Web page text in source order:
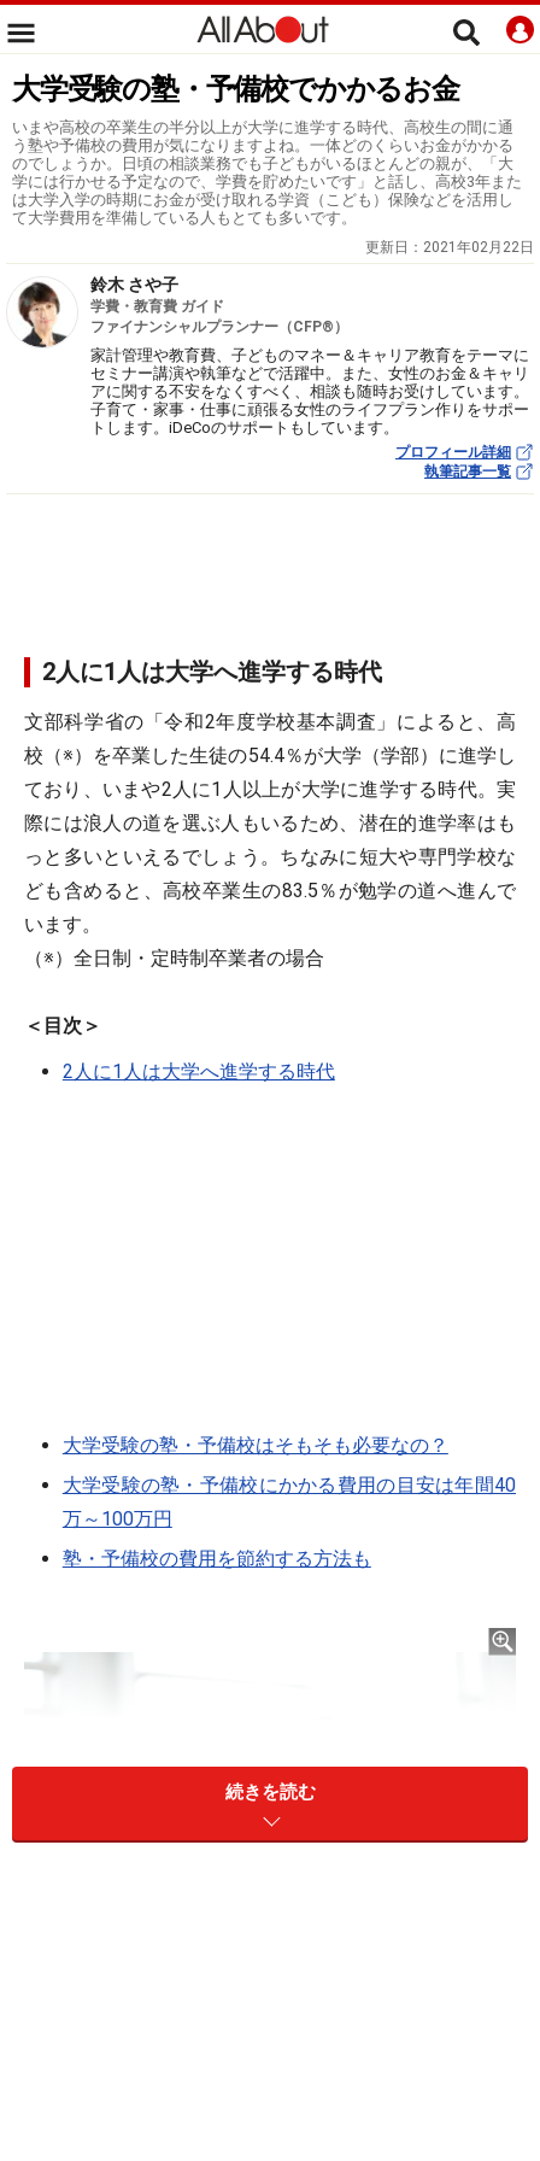
大学受験の塾・予備校でかかるお金
いまや高校の卒業生の半分以上が大学に進学する時代、高校生の間に通
う塾や予備校の費用が気になりますよね。一体どのくらいお金がかかる
のでしょうか。日頃の相談業務でも子どもがいるほとんどの親が、「大
学には行かせる予定なので、学費を貯めたいです」と話し、高校3年また
は大学入学の時期にお金が受け取れる学資（こども）保険などを活用し
て大学費用を準備している人もとても多いです。
更新日： 2021年02月22日
鈴木 さや子
学費・教育費 ガイド
ファイナンシャルプランナー（CFP®）
家計管理や教育費、子どものマネー＆キャリア教育をテーマに
セミナー講演や執筆などで活躍中。また、女性のお金＆キャリ
アに関する不安をなくすべく、相談も随時お受けしています。
子育て・家事・仕事に頑張る女性のライフプラン作りをサポー
トします。iDeCoのサポートもしています。
プロフィール詳細
執筆記事一覧
2人に1人は大学へ進学する時代
文部科学省の「令和2年度学校基本調査」によると、高
校（※）を卒業した生徒の54.4％が大学（学部）に進学し
ており、いまや2人に1人以上が大学に進学する時代。実
際には浪人の道を選ぶ人もいるため、潜在的進学率はも
っと多いといえるでしょう。ちなみに短大や専門学校な
ども含めると、高校卒業生の83.5％が勉学の道へ進んで
います。
（※）全日制・定時制卒業者の場合
＜目次＞
2人に1人は大学へ進学する時代
大学受験の塾・予備校はそもそも必要なの？
大学受験の塾・予備校にかかる費用の目安は年間40
万～100万円
塾・予備校の費用を節約する方法も
続きを読む